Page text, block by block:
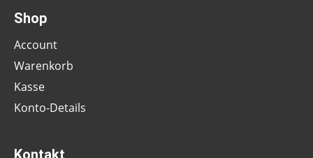
Shop
Account
Warenkorb
Kasse
Konto-Details
Kontakt